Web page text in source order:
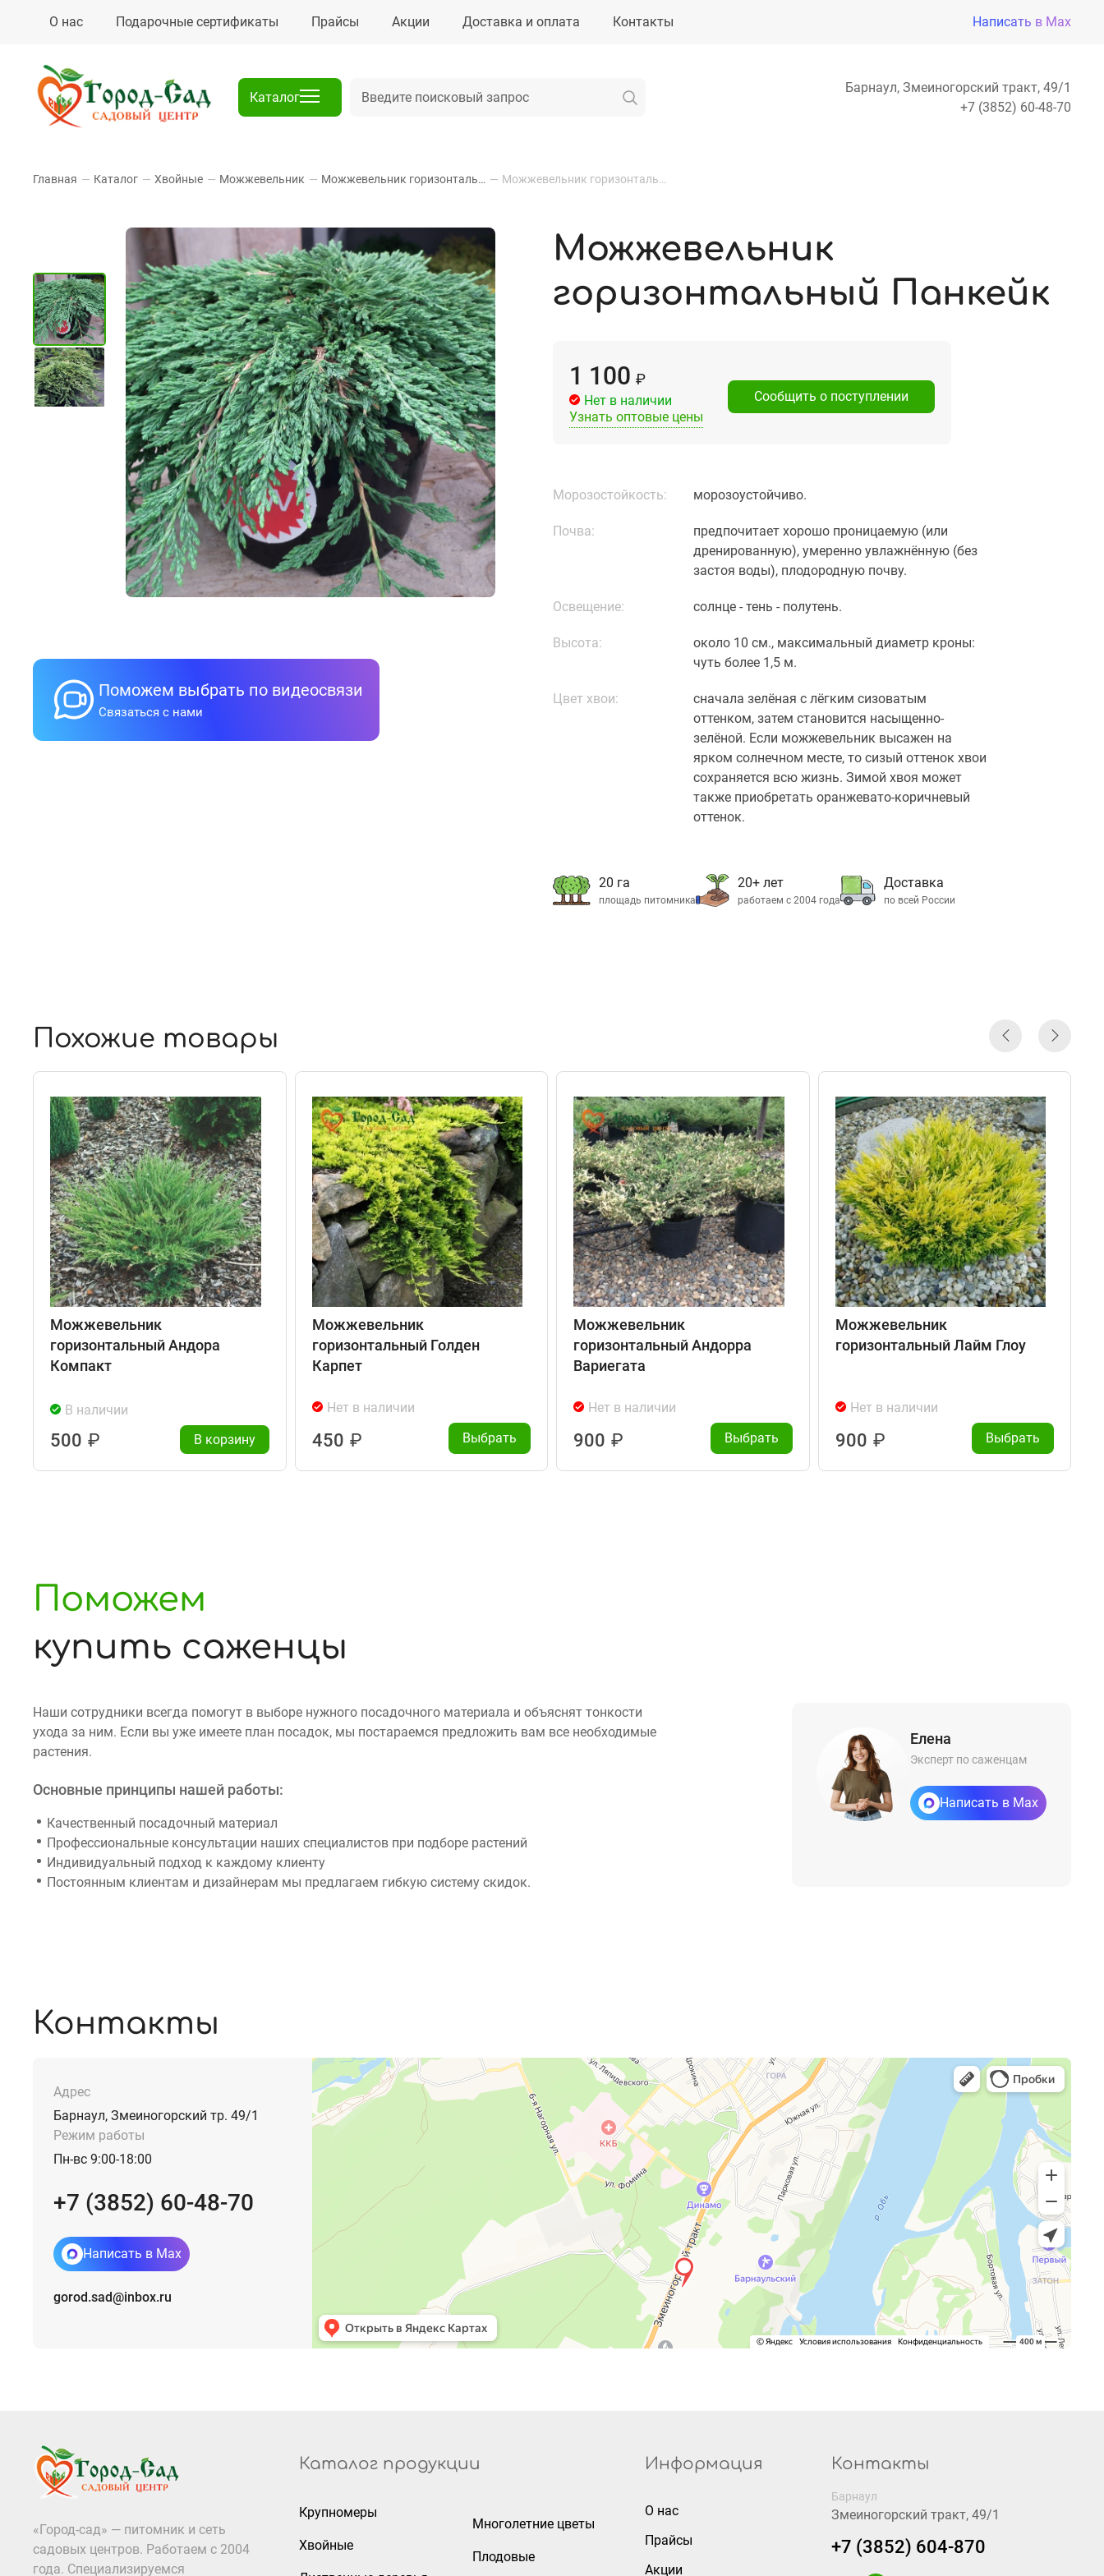
О нас Подарочные сертификаты Прайсы Акции Доставка и оплата Контакты Написать в Max
Каталог
Барнаул, Змеиногорский тракт, 49/1
+7 (3852) 60-48-70
Главная — Каталог — Хвойные — Можжевельник — Можжевельник горизонтальный — Можжевельник горизонтальный Панкейк
Поможем выбрать по видеосвязи
Связаться с нами
Можжевельник
горизонтальный Панкейк
1 100 ₽
Нет в наличии
Узнать оптовые цены
Сообщить о поступлении
Морозостойкость: морозоустойчиво.
Почва:
предпочитает хорошо проницаемую (или
дренированную), умеренно увлажнённую (без
застоя воды), плодородную почву.
Освещение: солнце - тень - полутень.
Высота:
около 10 см., максимальный диаметр кроны:
чуть более 1,5 м.
Цвет хвои:
сначала зелёная с лёгким сизоватым
оттенком, затем становится насыщенно-
зелёной. Если можжевельник высажен на
ярком солнечном месте, то сизый оттенок хвои
сохраняется всю жизнь. Зимой хвоя может
также приобретать оранжевато-коричневый
оттенок.
20 га
площадь питомника
20+ лет
работаем с 2004 года
Доставка
по всей России
Похожие товары
Можжевельник
горизонтальный Андора
Компакт
В наличии
500 ₽ В корзину
Можжевельник
горизонтальный Голден
Карпет
Нет в наличии
450 ₽ Выбрать
Можжевельник
горизонтальный Андорра
Вариегата
Нет в наличии
900 ₽ Выбрать
Можжевельник
горизонтальный Лайм Глоу
Нет в наличии
900 ₽ Выбрать
Поможем
купить саженцы
Наши сотрудники всегда помогут в выборе нужного посадочного материала и объяснят тонкости
ухода за ним. Если вы уже имеете план посадок, мы постараемся предложить вам все необходимые
растения.
Основные принципы нашей работы:
Качественный посадочный материал
Профессиональные консультации наших специалистов при подборе растений
Индивидуальный подход к каждому клиенту
Постоянным клиентам и дизайнерам мы предлагаем гибкую систему скидок.
Елена
Эксперт по саженцам
Написать в Max
Контакты
Адрес
Барнаул, Змеиногорский тр. 49/1
Режим работы
Пн-вс 9:00-18:00
+7 (3852) 60-48-70
Написать в Max
gorod.sad@inbox.ru
«Город-сад» — питомник и сеть
садовых центров. Работаем с 2004
года. Специализируемся
Каталог продукции
Крупномеры
Хвойные
Многолетние цветы
Плодовые
Информация
О нас
Прайсы
Акции
Контакты
Барнаул
Змеиногорский тракт, 49/1
+7 (3852) 604-870